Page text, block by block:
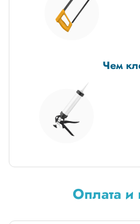
Чем
Оплата и